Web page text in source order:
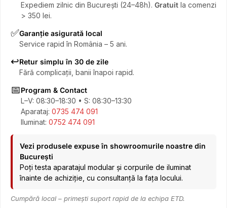
Expediem zilnic din București (24–48h). Gratuit la comenzi
> 350 lei.
✅Garanție asigurată local
Service rapid în România – 5 ani.
↩️Retur simplu în 30 de zile
Fără complicații, banii înapoi rapid.
📅Program & Contact
L–V: 08:30–18:30 • S: 08:30–13:30
Aparataj: 0735 474 091
Iluminat: 0752 474 091
Vezi produsele expuse în showroomurile noastre din
București
Poți testa aparatajul modular și corpurile de iluminat
înainte de achiziție, cu consultanță la fața locului.
Cumpără local – primești suport rapid de la echipa ETD.